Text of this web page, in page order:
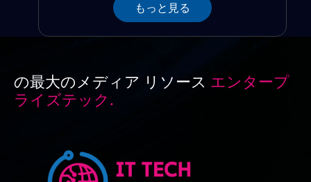
もっと見る
の最大のメディア リソース エンタープ
ライズテック.